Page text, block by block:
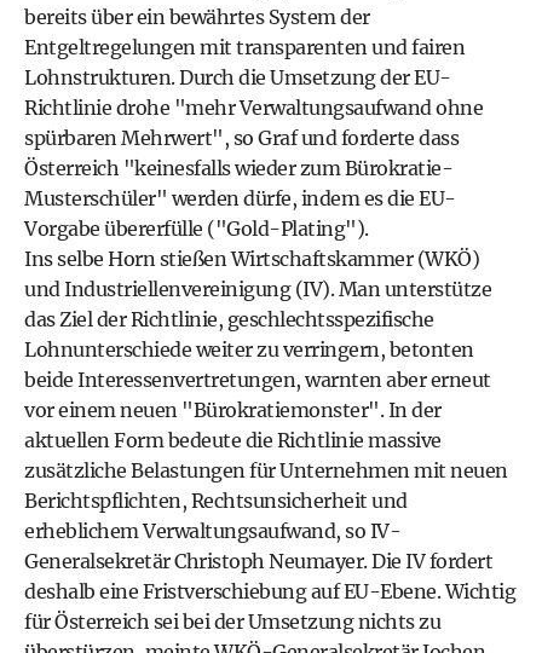
bereits über ein bewährtes System der
Entgeltregelungen mit transparenten und fairen
Lohnstrukturen. Durch die Umsetzung der EU-
Richtlinie drohe "mehr Verwaltungsaufwand ohne
spürbaren Mehrwert", so Graf und forderte dass
Österreich "keinesfalls wieder zum Bürokratie-
Musterschüler" werden dürfe, indem es die EU-
Vorgabe übererfülle ("Gold-Plating").
Ins selbe Horn stießen Wirtschaftskammer (WKÖ)
und Industriellenvereinigung (IV). Man unterstütze
das Ziel der Richtlinie, geschlechtsspezifische
Lohnunterschiede weiter zu verringern, betonten
beide Interessenvertretungen, warnten aber erneut
vor einem neuen "Bürokratiemonster". In der
aktuellen Form bedeute die Richtlinie massive
zusätzliche Belastungen für Unternehmen mit neuen
Berichtspflichten, Rechtsunsicherheit und
erheblichem Verwaltungsaufwand, so IV-
Generalsekretär Christoph Neumayer. Die IV fordert
deshalb eine Fristverschiebung auf EU-Ebene. Wichtig
für Österreich sei bei der Umsetzung nichts zu